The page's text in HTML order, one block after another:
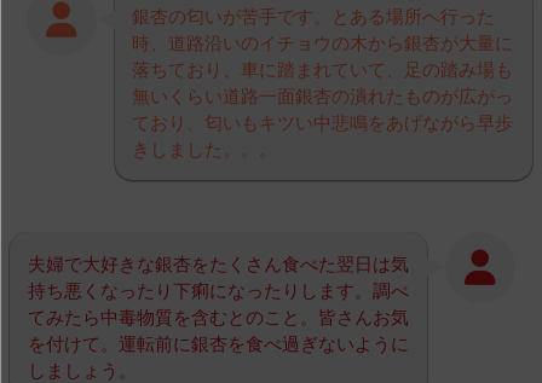
銀杏の匂いが苦手です。とある場所へ行った
時、道路沿いのイチョウの木から銀杏が大量に
落ちており、車に踏まれていて、足の踏み場も
無いくらい道路一面銀杏の潰れたものが広がっ
ており、匂いもキツい中悲鳴をあげながら早歩
きしました。。。
夫婦で大好きな銀杏をたくさん食べた翌日は気
持ち悪くなったり下痢になったりします。調べ
てみたら中毒物質を含むとのこと。皆さんお気
を付けて。運転前に銀杏を食べ過ぎないように
しましょう。